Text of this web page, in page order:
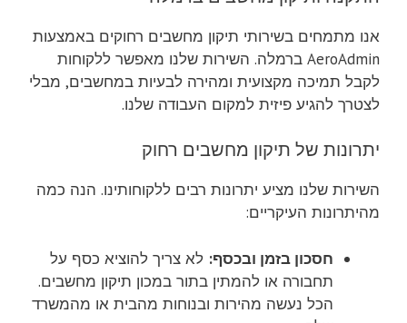
אנו מתמחים בשירותי תיקון מחשבים רחוקים באמצעות
AeroAdmin ברמלה. השירות שלנו מאפשר ללקוחות
לקבל תמיכה מקצועית ומהירה לבעיות במחשבים, מבלי
לצטרך להגיע פיזית למקום העבודה שלנו.
יתרונות של תיקון מחשבים רחוק
השירות שלנו מציע יתרונות רבים ללקוחותינו. הנה כמה
מהיתרונות העיקריים:
חסכון בזמן ובכסף: לא צריך להוציא כסף על
תחבורה או להמתין בתור במכון תיקון מחשבים.
הכל נעשה מהירות ובנוחות מהבית או מהמשרד